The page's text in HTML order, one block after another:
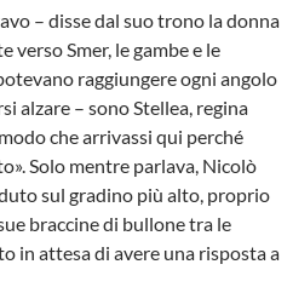
– disse dal suo trono la donna
Smer, le gambe e le
raggiungere ogni angolo
alzare – sono Stellea, regina
che arrivassi qui perché
Solo mentre parlava, Nicolò
sul gradino più alto, proprio
braccine di bullone tra le
in attesa di avere una risposta a